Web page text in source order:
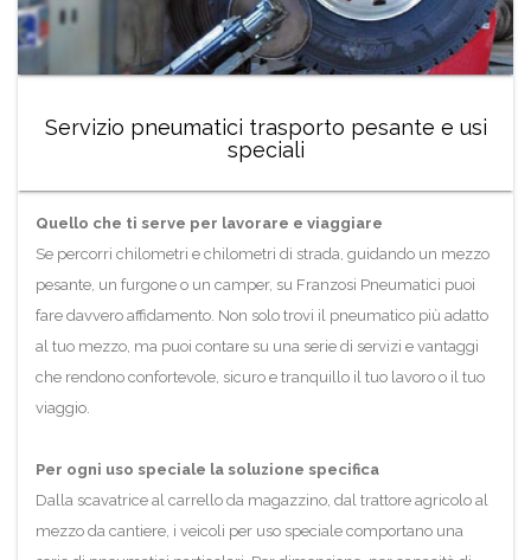
Servizio pneumatici trasporto pesante e usi
speciali
Quello che ti serve per lavorare e viaggiare
Se percorri chilometri e chilometri di strada, guidando un mezzo
pesante, un furgone o un camper, su Franzosi Pneumatici puoi
fare davvero affidamento. Non solo trovi il pneumatico più adatto
al tuo mezzo, ma puoi contare su una serie di servizi e vantaggi
che rendono confortevole, sicuro e tranquillo il tuo lavoro o il tuo
viaggio.
Per ogni uso speciale la soluzione specifica
Dalla scavatrice al carrello da magazzino, dal trattore agricolo al
mezzo da cantiere, i veicoli per uso speciale comportano una